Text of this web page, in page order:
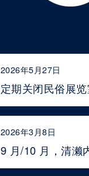
定期关闭民俗展
2026年5月27日
9 月/10 月，清濑
2026年3月8日